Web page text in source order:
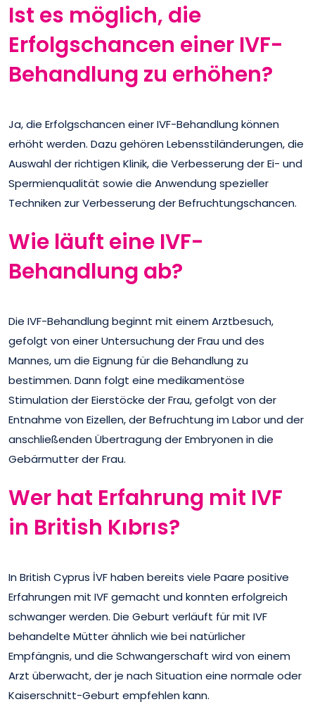
Ist es möglich, die
Erfolgschancen einer IVF-
Behandlung zu erhöhen?
Ja, die Erfolgschancen einer IVF-Behandlung können
erhöht werden. Dazu gehören Lebensstiländerungen, die
Auswahl der richtigen Klinik, die Verbesserung der Ei- und
Spermienqualität sowie die Anwendung spezieller
Techniken zur Verbesserung der Befruchtungschancen.
Wie läuft eine IVF-
Behandlung ab?
Die IVF-Behandlung beginnt mit einem Arztbesuch,
gefolgt von einer Untersuchung der Frau und des
Mannes, um die Eignung für die Behandlung zu
bestimmen. Dann folgt eine medikamentöse
Stimulation der Eierstöcke der Frau, gefolgt von der
Entnahme von Eizellen, der Befruchtung im Labor und der
anschließenden Übertragung der Embryonen in die
Gebärmutter der Frau.
Wer hat Erfahrung mit IVF
in British Kıbrıs?
In British Cyprus İVF haben bereits viele Paare positive
Erfahrungen mit IVF gemacht und konnten erfolgreich
schwanger werden. Die Geburt verläuft für mit IVF
behandelte Mütter ähnlich wie bei natürlicher
Empfängnis, und die Schwangerschaft wird von einem
Arzt überwacht, der je nach Situation eine normale oder
Kaiserschnitt-Geburt empfehlen kann.